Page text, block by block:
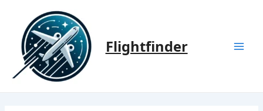
contenido
Flightfinder